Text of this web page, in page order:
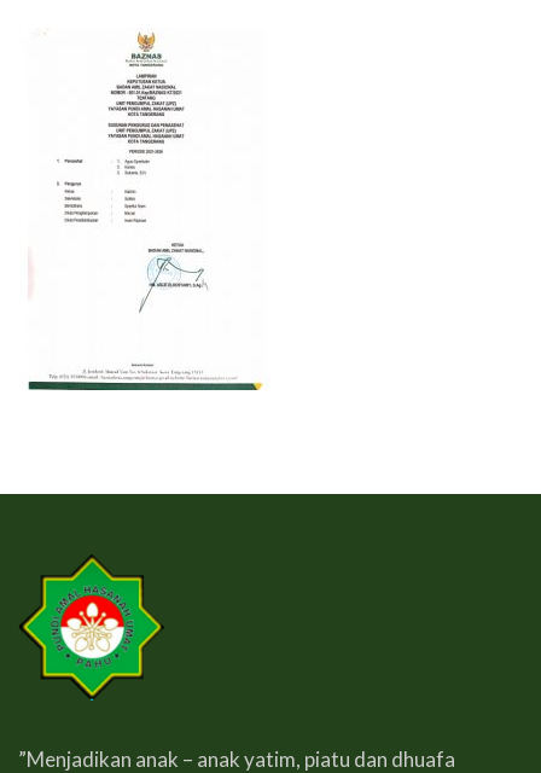
”Menjadikan anak – anak yatim, piatu dan dhuafa